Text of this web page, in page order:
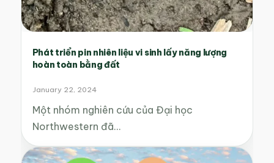
Phát triển pin nhiên liệu vi sinh lấy năng lượng
hoàn toàn bằng đất
January 22, 2024
Một nhóm nghiên cứu của Đại học
Northwestern đã…